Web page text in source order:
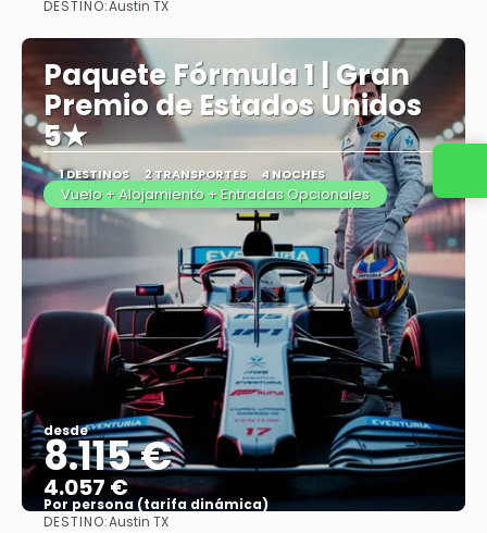
DESTINO:Austin TX
Paquete Fórmula 1 | Gran
Premio de Estados Unidos
5★
1 DESTINOS 2 TRANSPORTES 4 NOCHES
Vuelo + Alojamiento + Entradas Opcionales
desde
8.115 €
4.057 €
Por persona (tarifa dinámica)
DESTINO:Austin TX